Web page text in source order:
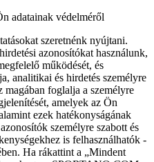
adatainak védelméről
szeretnénk nyújtani.
azonosítókat használunk,
működését, és
analitikai és hirdetés személyre
magában foglalja a személyre
amelyek az Ön
ezek hatékonyságának
személyre szabott és
is felhasználhatók -
Ha rákattint a „Mindent